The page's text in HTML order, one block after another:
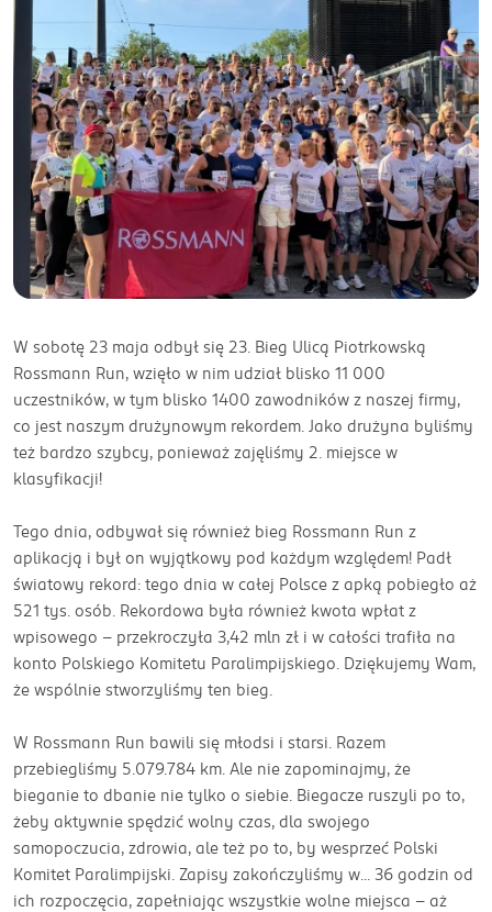
W sobotę 23 maja odbył się 23. Bieg Ulicą Piotrkowską
Rossmann Run, wzięło w nim udział blisko 11 000
uczestników, w tym blisko 1400 zawodników z naszej firmy,
co jest naszym drużynowym rekordem. Jako drużyna byliśmy
też bardzo szybcy, ponieważ zajęliśmy 2. miejsce w
klasyfikacji!
Tego dnia, odbywał się również bieg Rossmann Run z
aplikacją i był on wyjątkowy pod każdym względem! Padł
światowy rekord: tego dnia w całej Polsce z apką pobiegło aż
521 tys. osób. Rekordowa była również kwota wpłat z
wpisowego - przekroczyła 3,42 mln zł i w całości trafiła na
konto Polskiego Komitetu Paralimpijskiego. Dziękujemy Wam,
że wspólnie stworzyliśmy ten bieg.
W Rossmann Run bawili się młodsi i starsi. Razem
przebiegliśmy 5.079.784 km. Ale nie zapominajmy, że
bieganie to dbanie nie tylko o siebie. Biegacze ruszyli po to,
żeby aktywnie spędzić wolny czas, dla swojego
samopoczucia, zdrowia, ale też po to, by wesprzeć Polski
Komitet Paralimpijski. Zapisy zakończyliśmy w... 36 godzin od
ich rozpoczęcia, zapełniając wszystkie wolne miejsca – aż